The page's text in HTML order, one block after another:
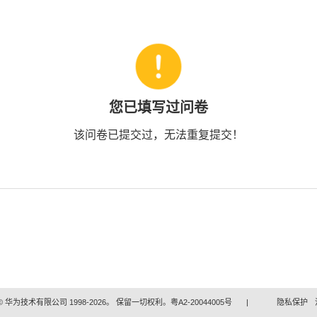
您已填写过问卷
该问卷已提交过，无法重复提交！
华为技术有限公司 1998-2026。 保留一切权利。粤A2-20044005号 | 隐私保护